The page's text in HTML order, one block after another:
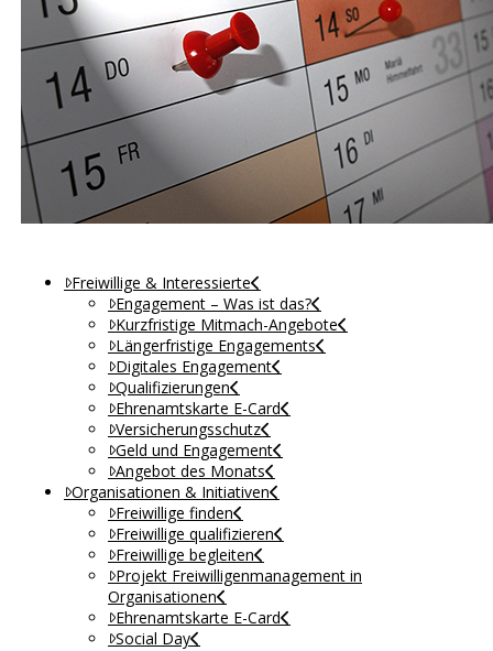
Freiwillige & Interessierte
Engagement – Was ist das?
Kurzfristige Mitmach-Angebote
Längerfristige Engagements
Digitales Engagement
Qualifizierungen
Ehrenamtskarte E-Card
Versicherungsschutz
Geld und Engagement
Angebot des Monats
Organisationen & Initiativen
Freiwillige finden
Freiwillige qualifizieren
Freiwillige begleiten
Projekt Freiwilligenmanagement in
Organisationen
Ehrenamtskarte E-Card
Social Day